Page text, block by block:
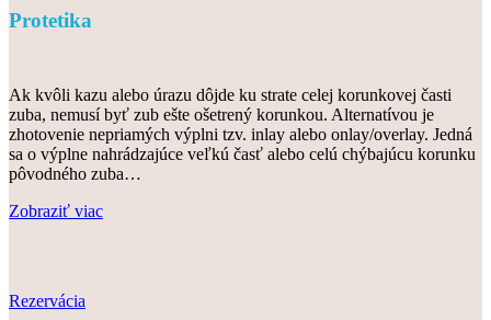
Protetika
Ak kvôli kazu alebo úrazu dôjde ku strate celej korunkovej časti
zuba, nemusí byť zub ešte ošetrený korunkou. Alternatívou je
zhotovenie nepriamých výplni tzv. inlay alebo onlay/overlay. Jedná
sa o výplne nahrádzajúce veľkú časť alebo celú chýbajúcu korunku
pôvodného zuba…
Zobraziť viac
Rezervácia